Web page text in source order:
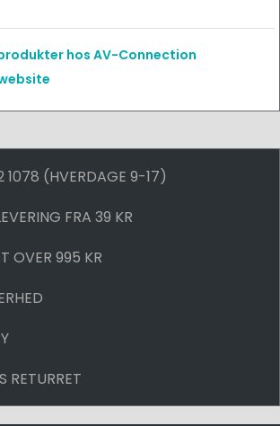
hos AV-Connection
1078 (HVERDAGE 9-17)
FRA 39 KR
OVER 995 KR
RETURRET